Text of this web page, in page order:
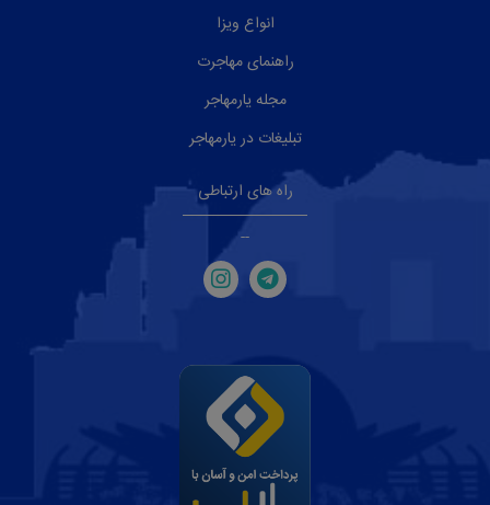
انواع ویزا
راهنمای مهاجرت
مجله یارمهاجر
تبلیغات در یارمهاجر
راه های ارتباطی
--